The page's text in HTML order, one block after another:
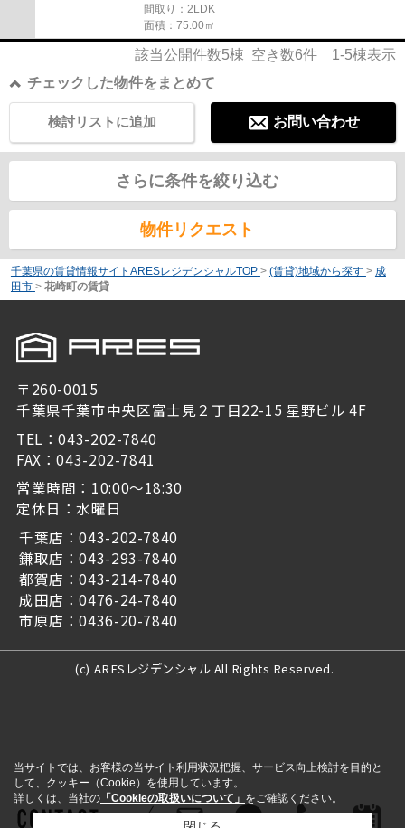
間取り：2LDK
面積：75.00㎡
該当公開件数5棟 空き数6件 1-5棟表示
チェックした物件をまとめて
お問い合わせ
検討リストに追加
さらに条件を絞り込む
物件リクエスト
千葉県の賃貸情報サイトARESレジデンシャルTOP > (賃貸)地域から探す > 成
田市 > 花崎町の賃貸
〒260-0015
千葉県千葉市中央区富士見２丁目22-15 星野ビル 4F
TEL：043-202-7840
FAX：043-202-7841
営業時間：10:00～18:30
定休日：水曜日
千葉店：043-202-7840
鎌取店：043-293-7840
都賀店：043-214-7840
成田店：0476-24-7840
市原店：0436-20-7840
(c) ARESレジデンシャル All Rights Reserved.
当サイトでは、お客様の当サイト利用状況把握、サービス向上検討を目的と
して、クッキー（Cookie）を使用しています。
詳しくは、当社の 「Cookieの取扱いについて」 をご確認ください。